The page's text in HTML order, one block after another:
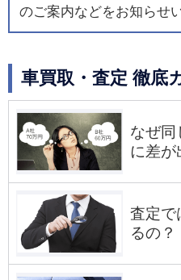
のご案内などをお知らせ
車買取・査定 徹底
なぜ同
に差が
査定で
るの？